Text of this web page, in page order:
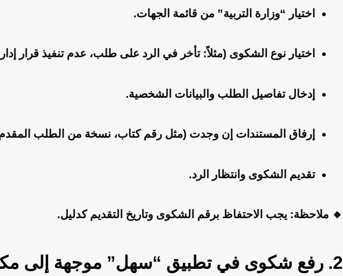
اختيار “وزارة التربية” من قائمة الجهات.
اختيار نوع الشكوى (مثلاً: تأخر في الرد على طلب، عدم تنفيذ قرار
إدخال تفاصيل الطلب والبيانات الشخصية.
إرفاق المستندات إن وجدت (مثل رقم كتاب، نسخة من الطلب
تقديم الشكوى وانتظار الرد.
🔸 ملاحظة: يجب الاحتفاظ برقم الشكوى وتاريخ التقديم كدليل.
2. رفع شكوى في تطبيق “سهل” موجهة إلى